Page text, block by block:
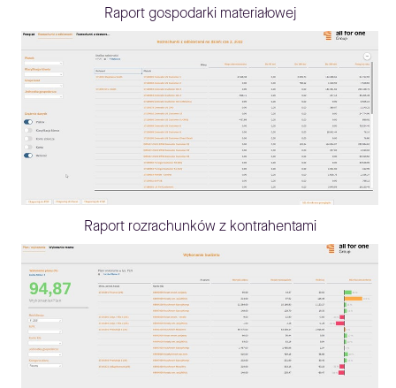
Raport gospodarki materiałowej
Raport rozrachunków z kontrahentami